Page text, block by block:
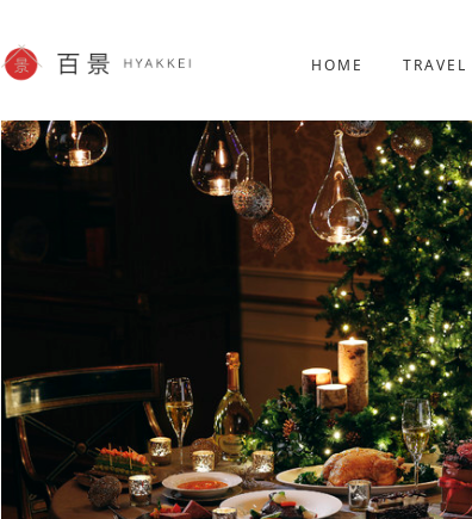
HOME TRAVEL
SHOPPING
JP info